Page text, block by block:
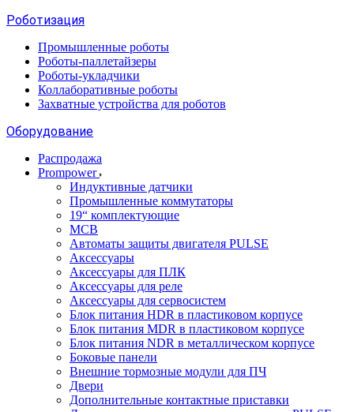
Роботизация
Промышленные роботы
Роботы-паллетайзеры
Роботы-укладчики
Коллаборативные роботы
Захватные устройства для роботов
Оборудование
Распродажа
Prompower
Индуктивные датчики
Промышленные коммутаторы
19“ комплектующие
MCB
Автоматы защиты двигателя PULSE
Аксессуары
Аксессуары для ПЛК
Аксессуары для реле
Аксессуары для сервосистем
Блок питания HDR в пластиковом корпусе
Блок питания MDR в пластиковом корпусе
Блок питания NDR в металлическом корпусе
Боковые панели
Внешние тормозные модули для ПЧ
Двери
Дополнительные контактные приставки